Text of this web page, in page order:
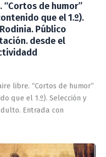
“Cortos de humor”
que el 1.º).
Público
desde el
libre. “Cortos de humor”
que el 1.º). Selección y
Entrada con